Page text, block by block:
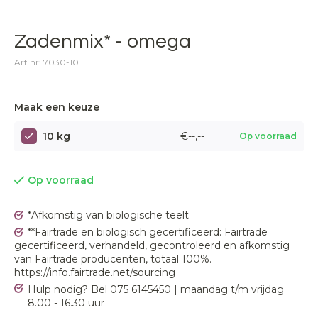
Zadenmix* - omega
Art.nr: 7030-10
Maak een keuze
10 kg €--,-- Op voorraad
Op voorraad
*Afkomstig van biologische teelt
**Fairtrade en biologisch gecertificeerd: Fairtrade
gecertificeerd, verhandeld, gecontroleerd en afkomstig
van Fairtrade producenten, totaal 100%.
https://info.fairtrade.net/sourcing
Hulp nodig? Bel 075 6145450 | maandag t/m vrijdag
8.00 - 16.30 uur